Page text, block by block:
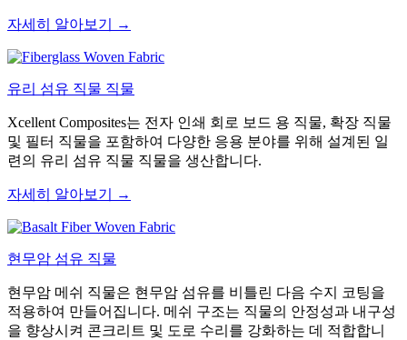
자세히 알아보기 →
유리 섬유 직물 직물
Xcellent Composites는 전자 인쇄 회로 보드 용 직물, 확장 직물
및 필터 직물을 포함하여 다양한 응용 분야를 위해 설계된 일
련의 유리 섬유 직물 직물을 생산합니다.
자세히 알아보기 →
현무암 섬유 직물
현무암 메쉬 직물은 현무암 섬유를 비틀린 다음 수지 코팅을
적용하여 만들어집니다. 메쉬 구조는 직물의 안정성과 내구성
을 향상시켜 콘크리트 및 도로 수리를 강화하는 데 적합합니